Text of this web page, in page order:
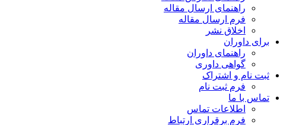
راهنمای ارسال مقاله
فرم ارسال مقاله
اخلاق نشر
برای داوران
راهنمای داوران
گواهی داوری
ثبت نام و اشتراک
فرم ثبت نام
تماس با ما
اطلاعات تماس
فرم برقراری ارتباط